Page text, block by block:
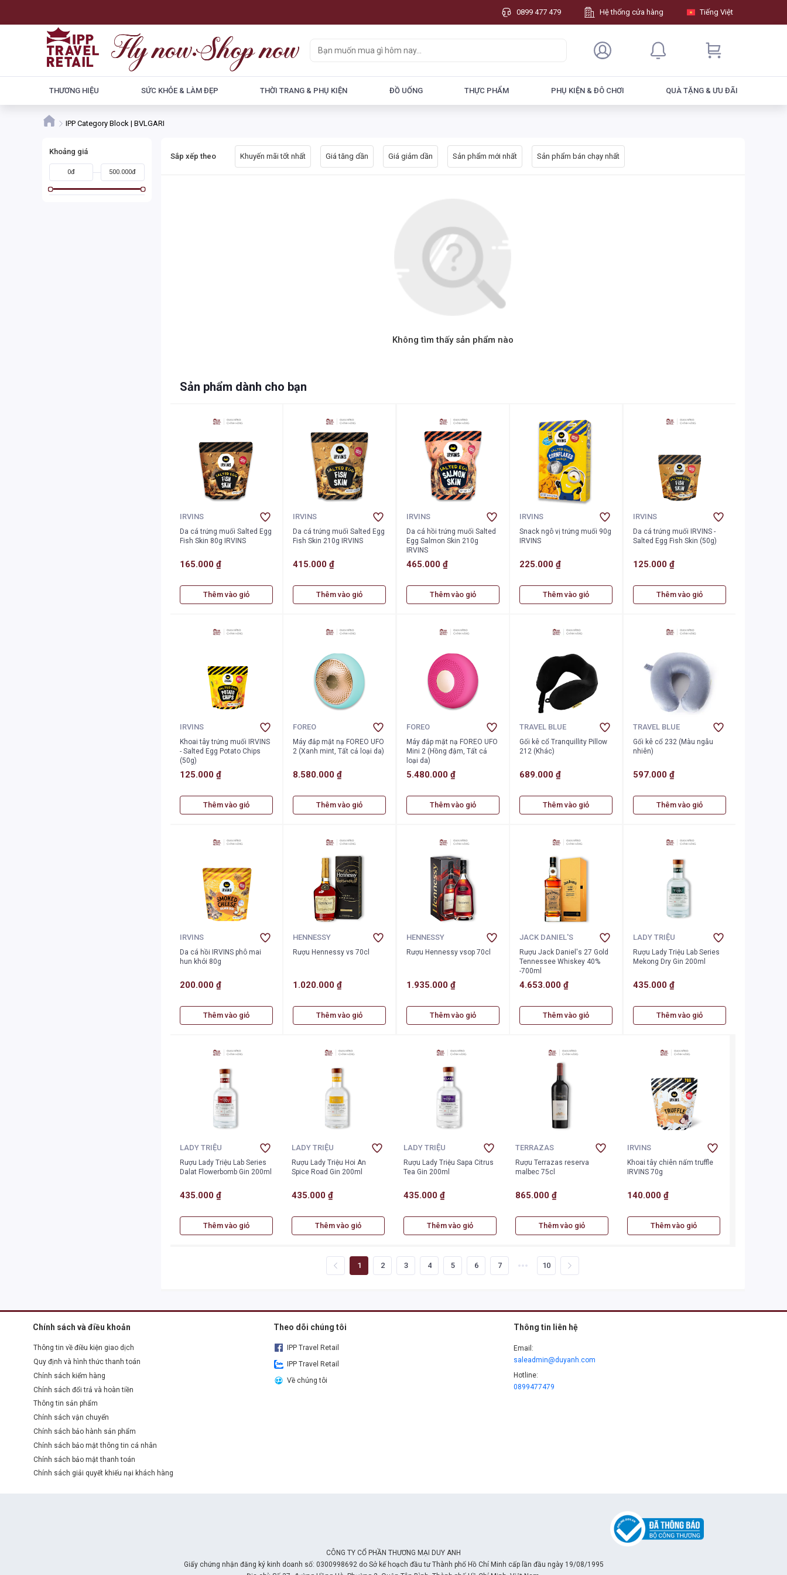
0899 477 479 Hệ thống cửa hàng Tiếng Việt
THƯƠNG HIỆU SỨC KHỎE & LÀM ĐẸP THỜI TRANG & PHỤ KIỆN ĐỒ UỐNG THỰC PHẨM PHỤ KIỆN & ĐÔ CHƠI QUÀ TẶNG & ƯU ĐÃI
IPP Category Block | BVLGARI
Khoảng giá
0đ 500.000đ
Sắp xếp theo Khuyến mãi tốt nhất Giá tăng dần Giá giảm dần Sản phẩm mới nhất Sản phẩm bán chạy nhất
Không tìm thấy sản phẩm nào
Sản phẩm dành cho bạn
IRVINS
Da cá trứng muối Salted Egg
Fish Skin 80g IRVINS
165.000 ₫
Thêm vào giỏ
IRVINS
Da cá trứng muối Salted Egg
Fish Skin 210g IRVINS
415.000 ₫
Thêm vào giỏ
IRVINS
Da cá hồi trứng muối Salted
Egg Salmon Skin 210g
IRVINS
465.000 ₫
Thêm vào giỏ
IRVINS
Snack ngô vị trứng muối 90g
IRVINS
225.000 ₫
Thêm vào giỏ
IRVINS
Da cá trứng muối IRVINS -
Salted Egg Fish Skin (50g)
125.000 ₫
Thêm vào giỏ
IRVINS
Khoai tây trứng muối IRVINS
- Salted Egg Potato Chips
(50g)
125.000 ₫
Thêm vào giỏ
FOREO
Máy đắp mặt nạ FOREO UFO
2 (Xanh mint, Tất cả loại da)
8.580.000 ₫
Thêm vào giỏ
FOREO
Máy đắp mặt nạ FOREO UFO
Mini 2 (Hồng đậm, Tất cả
loại da)
5.480.000 ₫
Thêm vào giỏ
TRAVEL BLUE
Gối kê cổ Tranquillity Pillow
212 (Khác)
689.000 ₫
Thêm vào giỏ
TRAVEL BLUE
Gối kê cổ 232 (Màu ngẫu
nhiên)
597.000 ₫
Thêm vào giỏ
IRVINS
Da cá hồi IRVINS phô mai
hun khói 80g
200.000 ₫
Thêm vào giỏ
HENNESSY
Rượu Hennessy vs 70cl
1.020.000 ₫
Thêm vào giỏ
HENNESSY
Rượu Hennessy vsop 70cl
1.935.000 ₫
Thêm vào giỏ
JACK DANIEL'S
Rượu Jack Daniel's 27 Gold
Tennessee Whiskey 40%
-700ml
4.653.000 ₫
Thêm vào giỏ
LADY TRIỆU
Rượu Lady Triệu Lab Series
Mekong Dry Gin 200ml
435.000 ₫
Thêm vào giỏ
LADY TRIỆU
Rượu Lady Triệu Lab Series
Dalat Flowerbomb Gin 200ml
435.000 ₫
Thêm vào giỏ
LADY TRIỆU
Rượu Lady Triệu Hoi An
Spice Road Gin 200ml
435.000 ₫
Thêm vào giỏ
LADY TRIỆU
Rượu Lady Triệu Sapa Citrus
Tea Gin 200ml
435.000 ₫
Thêm vào giỏ
TERRAZAS
Rượu Terrazas reserva
malbec 75cl
865.000 ₫
Thêm vào giỏ
IRVINS
Khoai tây chiên nấm truffle
IRVINS 70g
140.000 ₫
Thêm vào giỏ
1 2 3 4 5 6 7 10
Chính sách và điều khoản
Thông tin về điều kiện giao dịch
Quy định và hình thức thanh toán
Chính sách kiểm hàng
Chính sách đổi trả và hoàn tiền
Thông tin sản phẩm
Chính sách vận chuyển
Chính sách bảo hành sản phẩm
Chính sách bảo mật thông tin cá nhân
Chính sách bảo mật thanh toán
Chính sách giải quyết khiếu nại khách hàng
Theo dõi chúng tôi
IPP Travel Retail
IPP Travel Retail
Về chúng tôi
Thông tin liên hệ
Email:
saleadmin@duyanh.com
Hotline:
0899477479
CÔNG TY CỔ PHẦN THƯƠNG MẠI DUY ANH
Giấy chứng nhận đăng ký kinh doanh số: 0300998692 do Sở kế hoạch đầu tư Thành phố Hồ Chí Minh cấp lần đầu ngày 19/08/1995